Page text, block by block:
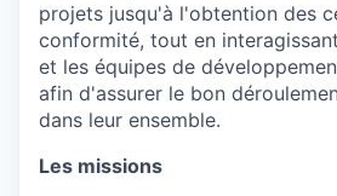
projets jusqu'à l'obtention des
conformité, tout en
et les équipes de
afin d'assurer le bon
dans leur ensemble.
Les missions